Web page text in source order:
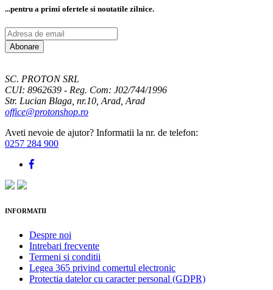
...pentru a primi ofertele si noutatile zilnice.
Adresa
de
email
Abonare
SC. PROTON SRL
CUI: 8962639 - Reg. Com: J02/744/1996
Str. Lucian Blaga, nr.10, Arad, Arad
office@protonshop.ro
Aveti nevoie de ajutor? Informatii la nr. de telefon:
0257 284 900
INFORMATII
Despre noi
Intrebari frecvente
Termeni si conditii
Legea 365 privind comertul electronic
Protectia datelor cu caracter personal (GDPR)